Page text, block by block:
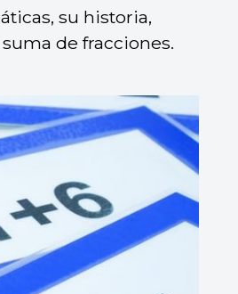
su historia,
de fracciones.